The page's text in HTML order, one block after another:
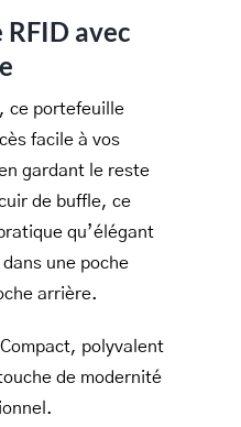
avec
ce portefeuille
facile à vos
gardant le reste
de buffle, ce
qu’élégant
une poche
arrière.
polyvalent
de modernité